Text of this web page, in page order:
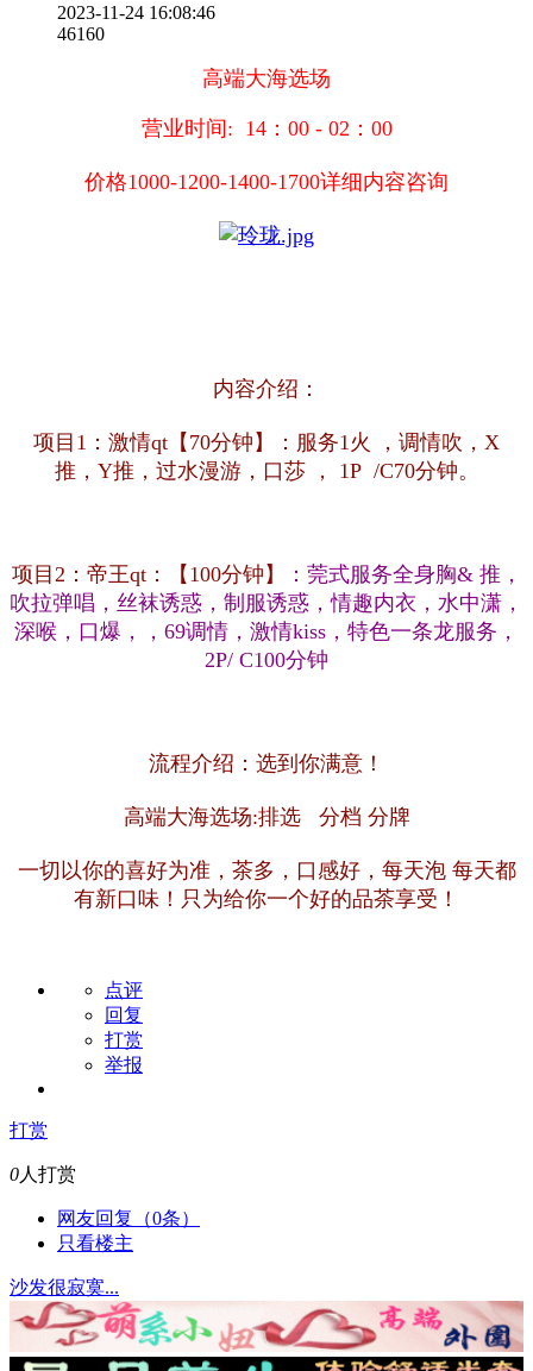
2023-11-24 16:08:46
46160
高端大海选场
营业时间: 14：00 - 02：00
价格1000-1200-1400-1700详细内容咨询
内容介绍：
项目1：激情qt【70分钟】：服务1火 ，调情吹，X
推，Y推，过水漫游，口莎 ， 1P /C70分钟。
项目2：帝王qt：【100分钟】
：莞式服务全身胸& 推，
吹拉弹唱，丝袜诱惑，制服诱惑，情趣内衣，水中潇，
深喉，口爆，，69调情，激情kiss，特色一条龙服务，
2P/ C100分钟
流程介绍：选到你满意！
高端大海选场:排选 分档 分牌
一切以你的喜好为准，茶多，口感好，每天泡 每天都
有新口味！只为给你一个好的品茶享受！
点评
回复
打赏
举报
打赏
0人打赏
网友回复（0条）
只看楼主
沙发很寂寞...